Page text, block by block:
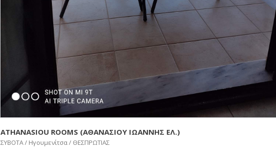
ATHANASIOU ROOMS (ΑΘΑΝΑΣΙΟΥ ΙΩΑΝΝΗΣ ΕΛ.)
ΣΥΒΟΤΑ / Ηγουμενίτσα / ΘΕΣΠΡΩΤΙΑΣ